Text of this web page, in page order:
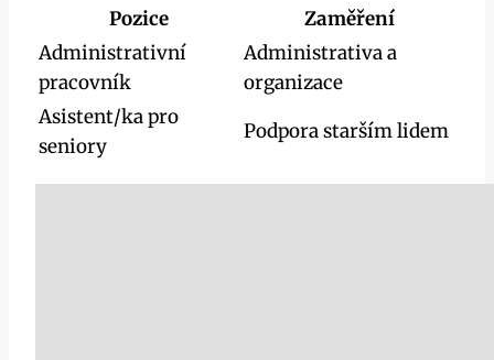
Pozice
Zaměření
Administrativní
pracovník
Administrativa a
organizace
Asistent/ka pro
seniory
Podpora starším lidem